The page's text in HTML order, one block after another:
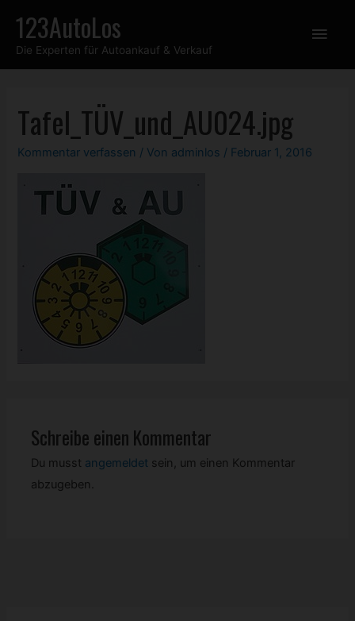
Inhalt
springen
123AutoLos
Die Experten für Autoankauf & Verkauf
Tafel_TÜV_und_AU024.jpg
Kommentar verfassen / Von adminlos / Februar 1, 2016
Schreibe einen Kommentar
Du musst angemeldet sein, um einen Kommentar
abzugeben.